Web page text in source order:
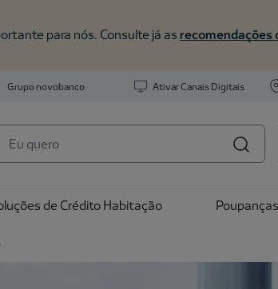
para nós. Consulte já as recomendações
Grupo novobanco Ativar Canais Digitais
de Crédito Habitação Poupanças